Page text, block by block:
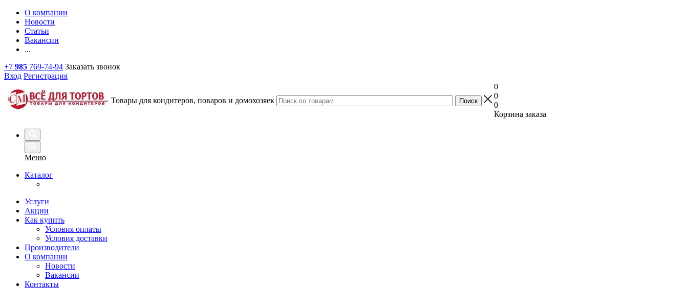
О компании
Новости
Статьи
Вакансии
...
+7 985 769-74-94 Заказать звонок
Вход Регистрация
Товары для кондитеров, поваров и домохозяек
0
0
0
Корзина заказа
Меню
Каталог
Услуги
Акции
Как купить
Условия оплаты
Условия доставки
Производители
О компании
Новости
Вакансии
Контакты